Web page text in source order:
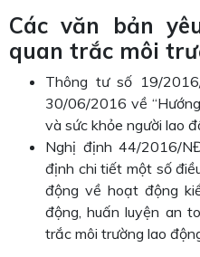
Các văn bản
quan trắc môi
Thông tư số 19/
30/06/2016 về
và sức khỏe người lao
Nghị định 44/2016/
định chi tiết một số
động về hoạt động
động, huấn luyện an
trắc môi trường lao